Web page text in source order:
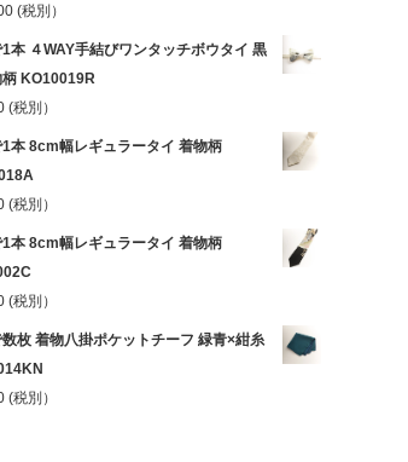
(税別）
本 ４WAY手結びワンタッチボウタイ 黒
柄 KO10019R
(税別）
本 8cm幅レギュラータイ 着物柄
(税別）
本 8cm幅レギュラータイ 着物柄
(税別）
枚 着物八掛ポケットチーフ 緑青×紺糸
(税別）